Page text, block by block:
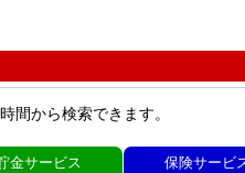
間から検索できます。
金サービス 保険サービ